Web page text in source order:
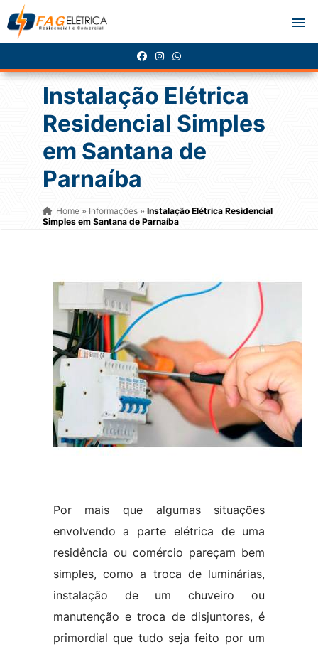
Instalação Elétrica
Residencial Simples
em Santana de
Parnaíba
Home» Informações » Instalação Elétrica Residencial
Simples em Santana de Parnaíba
Por mais que algumas situações
envolvendo a parte elétrica de uma
residência ou comércio pareçam bem
simples, como a troca de luminárias,
instalação de um chuveiro ou
manutenção e troca de disjuntores, é
primordial que tudo seja feito por um